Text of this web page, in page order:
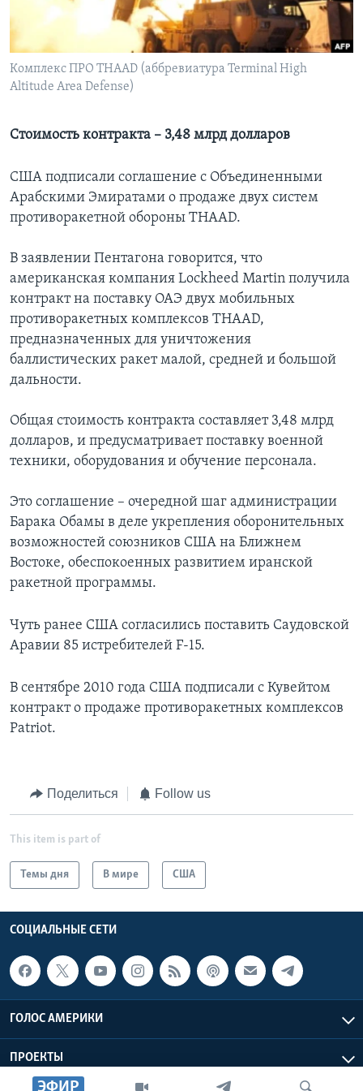
Learning English
СОЦИАЛЬНЫЕ СЕТИ
ЭФИР
Комплекс ПРО THAAD (аббревиатура Terminal High
Altitude Area Defense)
Стоимость контракта – 3,48 млрд долларов
CША подписали соглашение с Объединенными
Арабскими Эмиратами о продаже двух систем
противоракетной обороны THAAD.
В заявлении Пентагона говорится, что
американская компания Lockheed Martin получила
контракт на поставку ОАЭ двух мобильных
противоракетных комплексов THAAD,
предназначенных для уничтожения
баллистических ракет малой, средней и большой
дальности.
Общая стоимость контракта составляет 3,48 млрд
долларов, и предусматривает поставку военной
техники, оборудования и обучение персонала.
Это соглашение – очередной шаг администрации
Барака Обамы в деле укрепления оборонительных
возможностей союзников США на Ближнем
Востоке, обеспокоенных развитием иранской
ракетной программы.
Чуть ранее США согласились поставить Саудовской
Аравии 85 истребителей F-15.
В сентябре 2010 года США подписали с Кувейтом
контракт о продаже противоракетных комплексов
Patriot.
Поделиться Follow us
This item is part of
Темы дня В мире США
СОЦИАЛЬНЫЕ СЕТИ
ГОЛОС АМЕРИКИ
ПРОЕКТЫ